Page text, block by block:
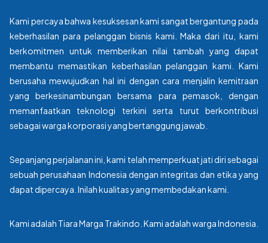
Kami percaya bahwa kesuksesan kami sangat bergantung pada
keberhasilan para pelanggan bisnis kami. Maka dari itu, kami
berkomitmen untuk memberikan nilai tambah yang dapat
membantu memastikan keberhasilan pelanggan kami. Kami
berusaha mewujudkan hal ini dengan cara menjalin kemitraan
yang berkesinambungan bersama para pemasok, dengan
memanfaatkan teknologi terkini serta turut berkontribusi
sebagai warga korporasi yang bertanggung jawab.
Sepanjang perjalanan ini, kami telah memperkuat jati diri sebagai
sebuah perusahaan Indonesia dengan integritas dan etika yang
dapat dipercaya. Inilah kualitas yang membedakan kami.
Kami adalah Tiara Marga Trakindo. Kami adalah warga Indonesia.